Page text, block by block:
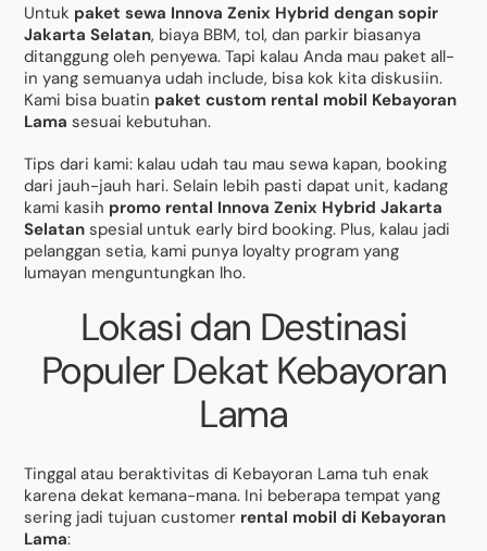
Untuk paket sewa Innova Zenix Hybrid dengan sopir
Jakarta Selatan, biaya BBM, tol, dan parkir biasanya
ditanggung oleh penyewa. Tapi kalau Anda mau paket all-
in yang semuanya udah include, bisa kok kita diskusiin.
Kami bisa buatin paket custom rental mobil Kebayoran
Lama sesuai kebutuhan.
Tips dari kami: kalau udah tau mau sewa kapan, booking
dari jauh-jauh hari. Selain lebih pasti dapat unit, kadang
kami kasih promo rental Innova Zenix Hybrid Jakarta
Selatan spesial untuk early bird booking. Plus, kalau jadi
pelanggan setia, kami punya loyalty program yang
lumayan menguntungkan lho.
Lokasi dan Destinasi
Populer Dekat Kebayoran
Lama
Tinggal atau beraktivitas di Kebayoran Lama tuh enak
karena dekat kemana-mana. Ini beberapa tempat yang
sering jadi tujuan customer rental mobil di Kebayoran
Lama: